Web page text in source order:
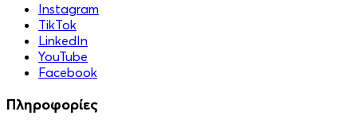
Instagram
TikTok
LinkedIn
YouTube
Facebook
Πληροφορίες